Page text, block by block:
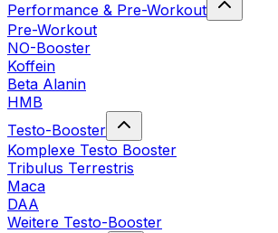
Performance & Pre-Workout
Pre-Workout
NO-Booster
Koffein
Beta Alanin
HMB
Testo-Booster
Komplexe Testo Booster
Tribulus Terrestris
Maca
DAA
Weitere Testo-Booster